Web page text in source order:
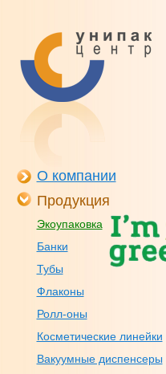
О компании
Продукция
Экоупаковка
Банки
Тубы
Флаконы
Ролл-оны
Косметические линейки
Вакуумные диспенсеры